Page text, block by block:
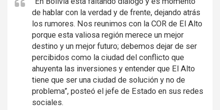
de hablar con la verdad y de frente, dejando atrás
los rumores. Nos reunimos con la COR de El Alto
porque esta valiosa región merece un mejor
destino y un mejor futuro; debemos dejar de ser
percibidos como la ciudad del conflicto que
ahuyenta las inversiones y entender que El Alto
tiene que ser una ciudad de solución y no de
problema”, posteó el jefe de Estado en sus redes
sociales.